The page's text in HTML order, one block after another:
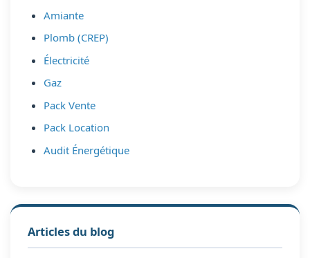
Amiante
Plomb (CREP)
Électricité
Gaz
Pack Vente
Pack Location
Audit Énergétique
Articles du blog